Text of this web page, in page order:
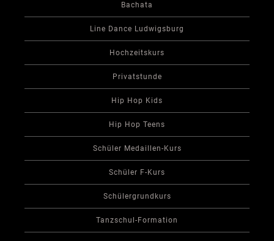
Bachata
Line Dance Ludwigsburg
Hochzeitskurs
Privatstunde
Hip Hop Kids
Hip Hop Teens
Schüler Medaillen-Kurs
Schüler F-Kurs
Schülergrundkurs
Tanzschul-Formation